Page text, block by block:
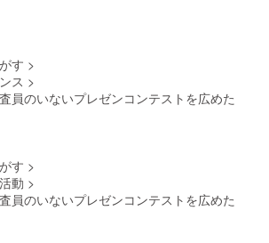
す >
ス >
員のいないプレゼンコンテストを広めた
す >
動 >
員のいないプレゼンコンテストを広めた